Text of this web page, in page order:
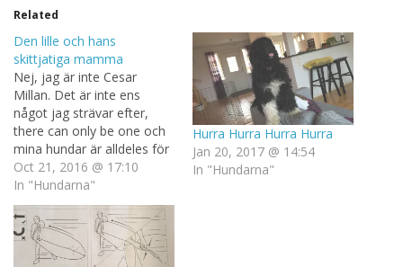
Related
Den lille och hans
skittjatiga mamma
Nej, jag är inte Cesar
Millan. Det är inte ens
något jag strävar efter,
there can only be one och
mina hundar är alldeles för
ouppfostrade för att jag
ens skall kunna aspirera på
någon slags lärlingstitel.
Det händer dessutom
ytterst sällan att jag lägger
mig i vad folk gör…
Oct 21, 2016 @ 17:10
In "Hundarna"
Hurra Hurra Hurra Hurra
Jan 20, 2017 @ 14:54
In "Hundarna"